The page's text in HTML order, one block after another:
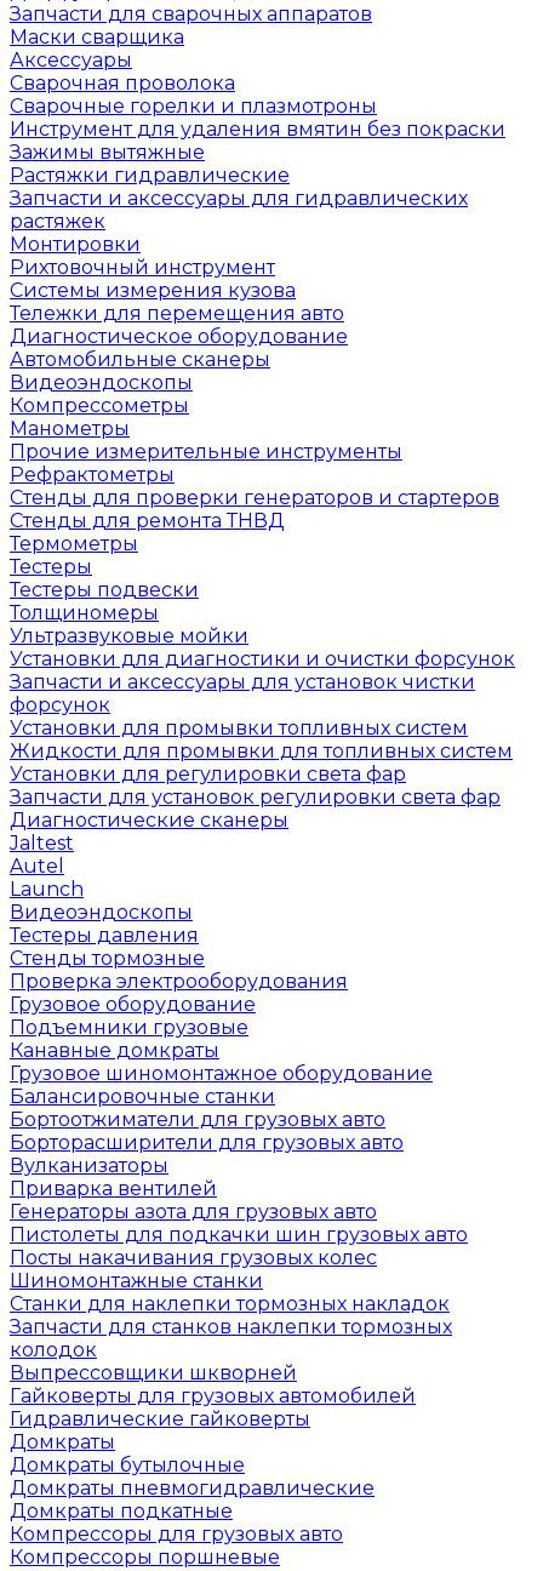
Запчасти для сварочных аппаратов
Маски сварщика
Аксессуары
Сварочная проволока
Сварочные горелки и плазмотроны
Инструмент для удаления вмятин без покраски
Зажимы вытяжные
Растяжки гидравлические
Запчасти и аксессуары для гидравлических
растяжек
Монтировки
Рихтовочный инструмент
Системы измерения кузова
Тележки для перемещения авто
Диагностическое оборудование
Автомобильные сканеры
Видеоэндоскопы
Компрессометры
Манометры
Прочие измерительные инструменты
Рефрактометры
Стенды для проверки генераторов и стартеров
Стенды для ремонта ТНВД
Термометры
Тестеры
Тестеры подвески
Толщиномеры
Ультразвуковые мойки
Установки для диагностики и очистки форсунок
Запчасти и аксессуары для установок чистки
форсунок
Установки для промывки топливных систем
Жидкости для промывки для топливных систем
Установки для регулировки света фар
Запчасти для установок регулировки света фар
Диагностические сканеры
Jaltest
Autel
Launch
Видеоэндоскопы
Тестеры давления
Стенды тормозные
Проверка электрооборудования
Грузовое оборудование
Подъемники грузовые
Канавные домкраты
Грузовое шиномонтажное оборудование
Балансировочные станки
Бортоотжиматели для грузовых авто
Борторасширители для грузовых авто
Вулканизаторы
Приварка вентилей
Генераторы азота для грузовых авто
Пистолеты для подкачки шин грузовых авто
Посты накачивания грузовых колес
Шиномонтажные станки
Станки для наклепки тормозных накладок
Запчасти для станков наклепки тормозных
колодок
Выпрессовщики шкворней
Гайковерты для грузовых автомобилей
Гидравлические гайковерты
Домкраты
Домкраты бутылочные
Домкраты пневмогидравлические
Домкраты подкатные
Компрессоры для грузовых авто
Компрессоры поршневые